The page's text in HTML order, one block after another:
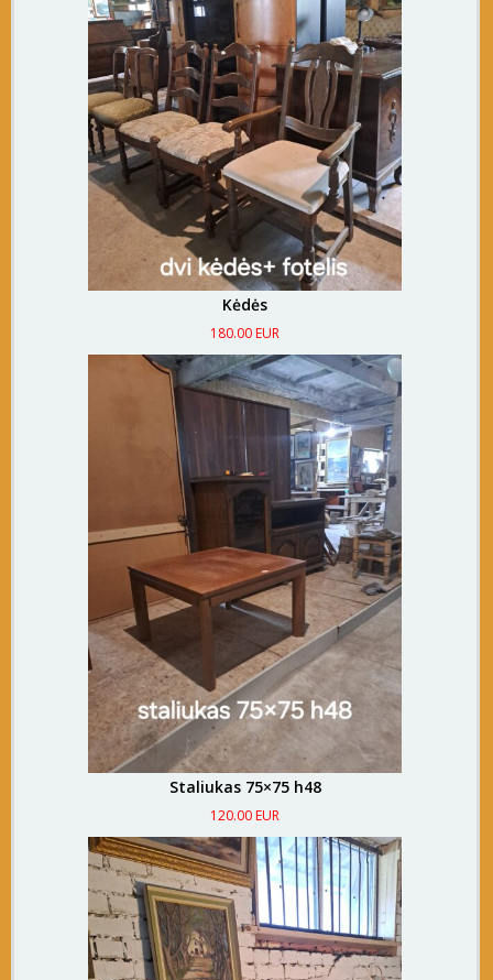
Kėdės
180.00 EUR
Staliukas 75×75 h48
120.00 EUR